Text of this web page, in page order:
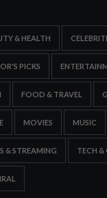
& HEALTH
PICKS
FOOD & TRAVEL
MOVIES MUSIC
& STREAMING TECH &